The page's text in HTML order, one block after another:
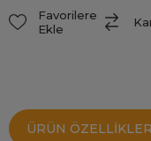
Favorilere
Ekle
ÜRÜN